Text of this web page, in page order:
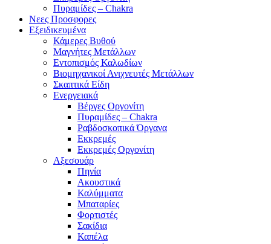
Πυραμίδες – Chakra
Νεες Προσφορες
Εξειδικευμένα
Κάμερες Βυθού
Μαγνήτες Μετάλλων
Εντοπισμός Καλωδίων
Βιομηχανικοί Ανιχνευτές Μετάλλων
Σκαπτικά Είδη
Ενεργειακά
Βέργες Οργονίτη
Πυραμίδες – Chakra
Ραβδοσκοπικά Όργανα
Εκκρεμές
Εκκρεμές Οργονίτη
Αξεσουάρ
Πηνία
Ακουστικά
Καλύμματα
Μπαταρίες
Φορτιστές
Σακίδια
Καπέλα